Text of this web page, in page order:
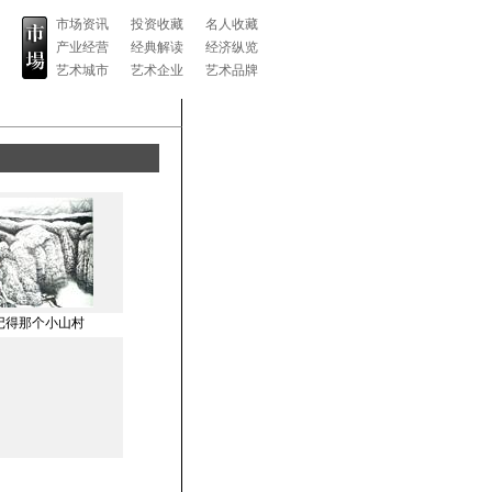
市场资讯
产业经营
艺术城市
投资收藏
经典解读
艺术企业
名人收藏
经济纵览
艺术品牌
得那个小山村